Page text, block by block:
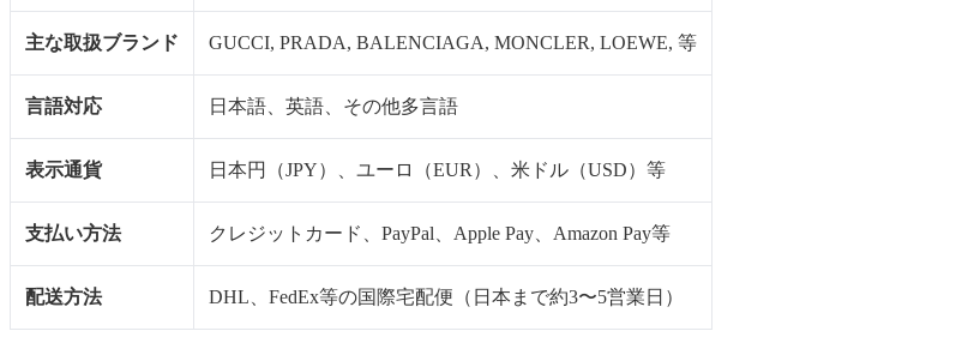
主な取扱ブランド GUCCI, PRADA, BALENCIAGA, MONCLER, LOEWE, 等
言語対応 日本語、英語、その他多言語
表示通貨 日本円（JPY）、ユーロ（EUR）、米ドル（USD）等
支払い方法 クレジットカード、PayPal、Apple Pay、Amazon Pay等
配送方法 DHL、FedEx等の国際宅配便（日本まで約3〜5営業日）